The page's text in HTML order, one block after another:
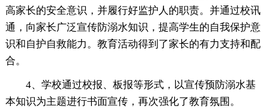
高家长的安全意识，并履行好监护人的职责。并通过校讯
通，向家长广泛宣传防溺水知识，提高学生的自我保护意
识和自护自救能力。教育活动得到了家长的有力支持和配
合。
4、学校通过校报、板报等形式，以宣传预防溺水基
本知识为主题进行书面宣传，再次强化了教育氛围。